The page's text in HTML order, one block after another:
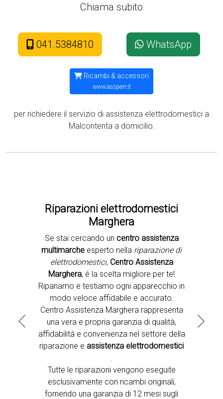
Chiama subito
041.5384810 WhatsApp
Ricambi & accessori
www.assperr.it
per richiedere il servizio di assistenza elettrodomestici a
Malcontenta a domicilio.
Second slide
Riparazioni elettrodomestici
Marghera
Se stai cercando un centro assistenza
multimarche esperto nella riparazione di
elettrodomestici, Centro Assistenza
Marghera, è la scelta migliore per te!
Ripariamo e testiamo ogni apparecchio in
modo veloce affidabile e accurato.
Centro Assistenza Marghera rappresenta
una vera e propria garanzia di qualità,
affidabilità e convenienza nel settore della
riparazione e assistenza elettrodomestici
.
Tutte le riparazioni vengono eseguite
esclusivamente con ricambi originali,
fornendo una garanzia di 12 mesi sugli
Previous Next